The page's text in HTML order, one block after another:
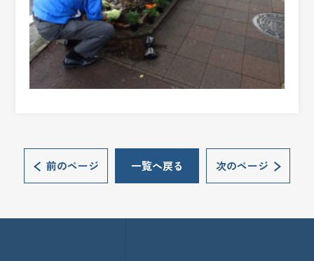
前のページ 一覧へ戻る 次のページ